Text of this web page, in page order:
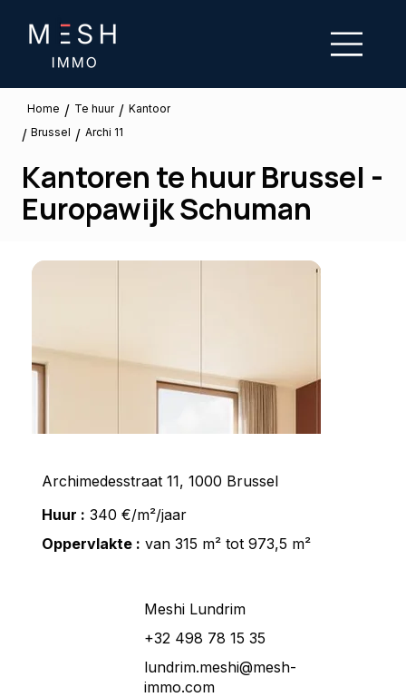
Home / Te huur / Kantoor
/ Brussel / Archi 11
Kantoren te huur Brussel -
Europawijk Schuman
Archimedesstraat 11, 1000 Brussel
Huur : 340 €/m²/jaar
Oppervlakte : van 315 m² tot 973,5 m²
Meshi Lundrim
+32 498 78 15 35
lundrim.meshi@mesh-
immo.com